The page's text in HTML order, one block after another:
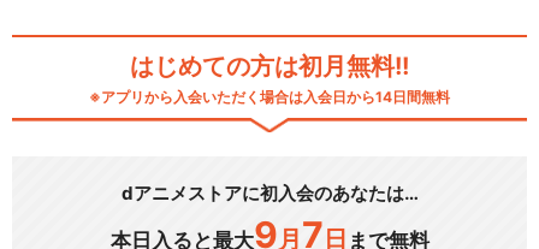
はじめての方は初月無料!!
※アプリから入会いただく場合は入会日から14日間無料
dアニメストアに初入会のあなたは…
本日入ると最大9 月 7 日 まで無料